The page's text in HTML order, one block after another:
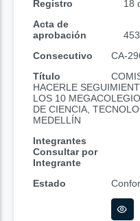
Registro
18
Acta de
aprobación
Consecutivo
CA-
Título
HACERLE
LOS 10
DE CIENCIA,
MEDELLÍN
Integrantes
Consultar por
Integrante
Estado